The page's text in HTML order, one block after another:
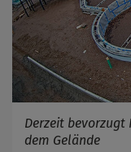
Derzeit bevorzugt
dem Gelände